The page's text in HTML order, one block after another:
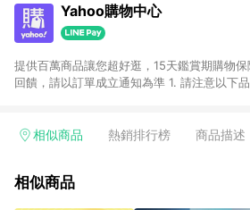
Yahoo購物中心
提供百萬商品讓您超好逛，15天鑑賞期購物
回饋，請以訂單成立通知為準 1. 請注意以下品類商品均無回饋：
電玩/遊戲/相機/單眼/鏡頭/拍立得 [2024/6/1
的購回饋活動享Yahoo超贈點回饋者 - 購物中
相似商品 熱銷排行榜 商品描述
相似商品